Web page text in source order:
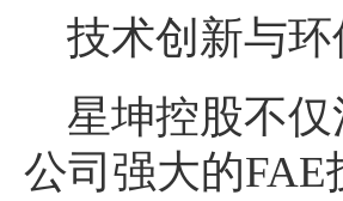
技术创新与
星坤控股不
公司强大的